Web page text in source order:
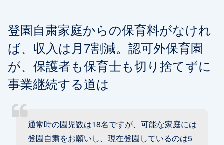
登園自粛家庭からの保育料がなけれ
ば、収入は月7割減。認可外保育園
が、保護者も保育士も切り捨てずに
事業継続する道は
通常時の園児数は18名ですが、可能な家庭には
登園自粛をお願いし、現在登園しているのは5